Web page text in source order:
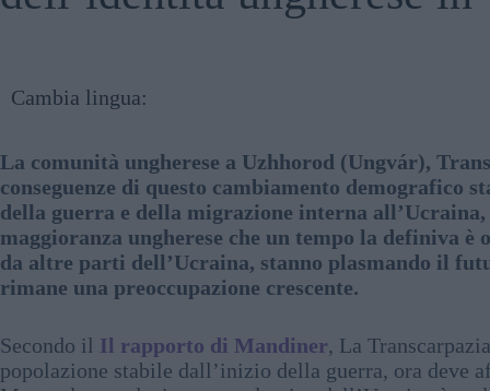
Cambia lingua:
La comunità ungherese a Uzhhorod (Ungvár),
conseguenze di questo cambiamento demografico
della guerra e della migrazione interna
maggioranza ungherese che un tempo la definiva
da altre parti dell’Ucraina, stanno plasmando il
rimane una preoccupazione crescente.
Secondo il Il rapporto di Mandiner, La
popolazione stabile dall’inizio della guerra, ora deve